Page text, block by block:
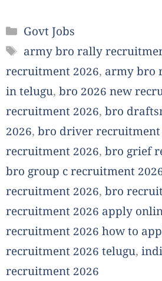
Categories
Govt Jobs
Tags
army bro rally
recruitment 2026, army bro
in telugu, bro 2026 new
recruitment 2026, bro
2026, bro driver recruitment
recruitment 2026, bro grief
bro group c recruitment
recruitment 2026, bro
recruitment 2026 apply
recruitment 2026 how to
recruitment 2026 telugu,
recruitment 2026